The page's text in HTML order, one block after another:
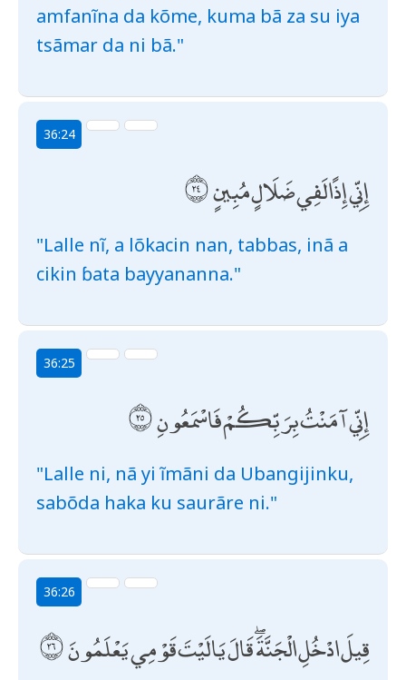
amfanĩna da kõme, kuma bã za su iya
tsãmar da ni bã."
36:24
إِنِّي إِذًا لَفِي ضَلَالٍ مُبِينٍ
"Lalle nĩ, a lõkacin nan, tabbas, inã a
cikin ɓata bayyananna."
36:25
إِنِّي آمَنْتُ بِرَبِّكُمْ فَاسْمَعُونِ
"Lalle ni, nã yi ĩmãni da Ubangijinku,
sabõda haka ku saurãre ni."
36:26
قِيلَ ادْخُلِ الْجَنَّةَ ۖ قَالَ يَا لَيْتَ قَوْمِي يَعْلَمُونَ